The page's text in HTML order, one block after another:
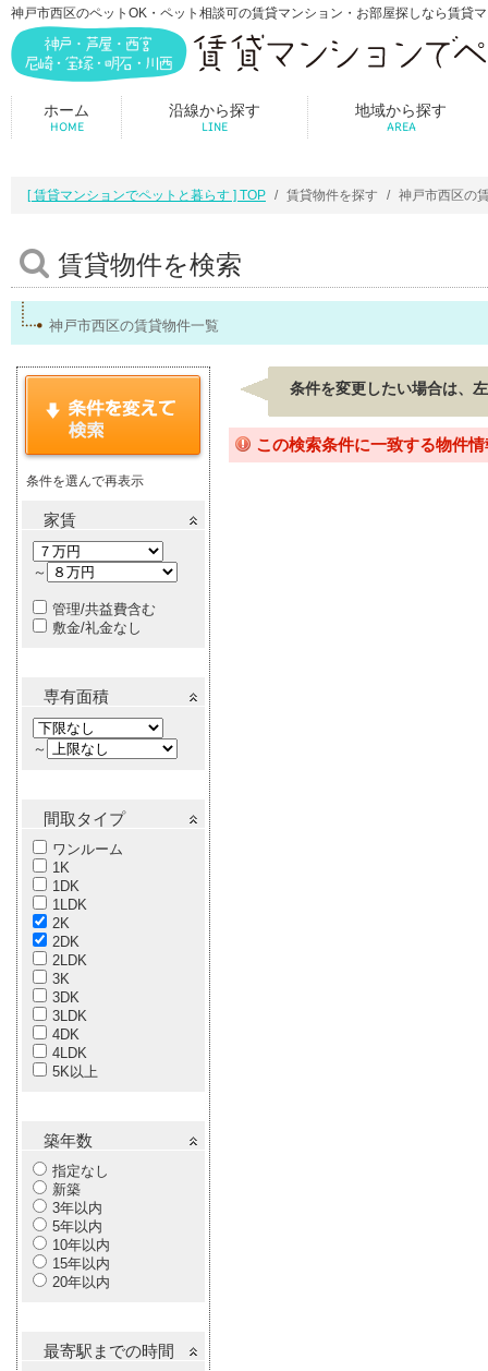
神戸市西区のペットOK・ペット相談可の賃貸マンション・お部屋探しなら賃貸
ホーム
HOME
沿線から探す
LINE
地域から探す
AREA
[ 賃貸マンションでペットと暮らす ] TOP 賃貸物件を探す 神戸市西区の
賃貸物件を検索
神戸市西区の賃貸物件一覧
条件を選んで再表示
家賃
～
管理/共益費含む
敷金/礼金なし
専有面積
～
間取タイプ
ワンルーム
1K
1DK
1LDK
2K
2DK
2LDK
3K
3DK
3LDK
4DK
4LDK
5K以上
築年数
指定なし
新築
3年以内
5年以内
10年以内
15年以内
20年以内
最寄駅までの時間
条件を変更したい場合は、
この検索条件に一致する物件